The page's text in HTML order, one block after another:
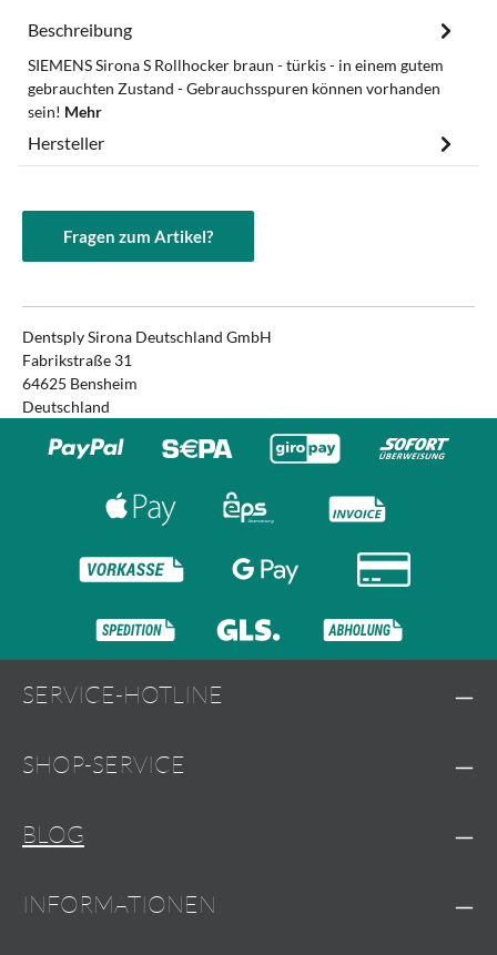
Beschreibung
SIEMENS Sirona S Rollhocker braun - türkis - in einem gutem
gebrauchten Zustand - Gebrauchsspuren können vorhanden
sein! Mehr
Hersteller
Fragen zum Artikel?
Dentsply Sirona Deutschland GmbH
Fabrikstraße 31
64625 Bensheim
Deutschland
SERVICE-HOTLINE
SHOP-SERVICE
BLOG
INFORMATIONEN